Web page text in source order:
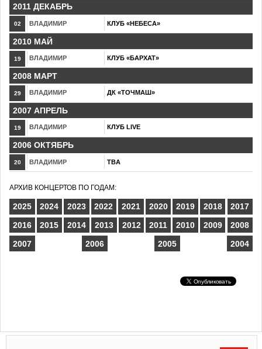
2011 ДЕКАБРЬ
02 ВЛАДИМИР КЛУБ «НЕБЕСА»
2010 МАЙ
19 ВЛАДИМИР КЛУБ «БАРХАТ»
2008 МАРТ
29 ВЛАДИМИР ДК «ТОЧМАШ»
2007 АПРЕЛЬ
19 ВЛАДИМИР КЛУБ LIVE
2006 ОКТЯБРЬ
20 ВЛАДИМИР TBA
АРХИВ КОНЦЕРТОВ ПО ГОДАМ:
2025 2024 2023 2022 2021 2020 2019 2018
2017
2016
2015 2014 2013 2012 2011 2010 2009
2008
2007
2006 2005 2004